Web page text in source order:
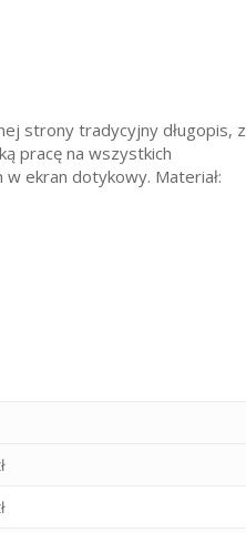
strony tradycyjny długopis, z
pracę na wszystkich
ekran dotykowy. Materiał: